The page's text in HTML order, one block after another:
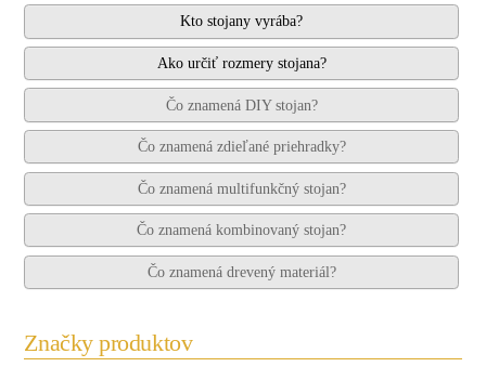
Kto stojany vyrába?
Ako určiť rozmery stojana?
Čo znamená DIY stojan?
Čo znamená zdieľané priehradky?
Čo znamená multifunkčný stojan?
Čo znamená kombinovaný stojan?
Čo znamená drevený materiál?
Značky produktov